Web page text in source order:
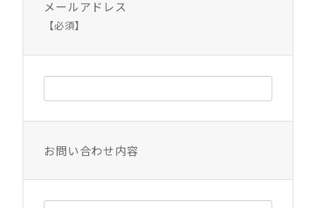
メールアドレス
【必須】
お問い合わせ内容